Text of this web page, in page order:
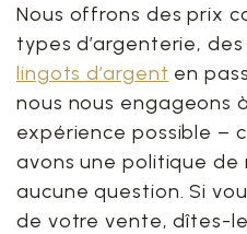
Nous offrons des prix
types d’argenterie,
lingots d’argent en
nous nous engageons
expérience possible –
avons une politique de
aucune question. Si
de votre vente, dîtes-